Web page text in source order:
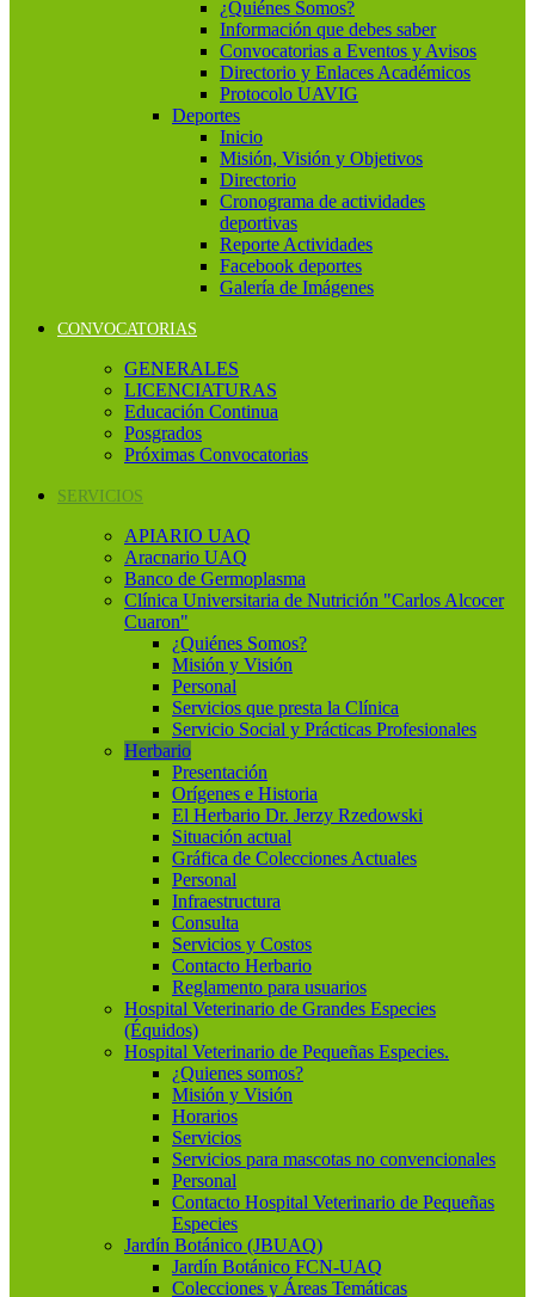
¿Quiénes Somos?
Información que debes saber
Convocatorias a Eventos y Avisos
Directorio y Enlaces Académicos
Protocolo UAVIG
Deportes
Inicio
Misión, Visión y Objetivos
Directorio
Cronograma de actividades
deportivas
Reporte Actividades
Facebook deportes
Galería de Imágenes
CONVOCATORIAS
GENERALES
LICENCIATURAS
Educación Continua
Posgrados
Próximas Convocatorias
SERVICIOS
APIARIO UAQ
Aracnario UAQ
Banco de Germoplasma
Clínica Universitaria de Nutrición "Carlos Alcocer
Cuaron"
¿Quiénes Somos?
Misión y Visión
Personal
Servicios que presta la Clínica
Servicio Social y Prácticas Profesionales
Herbario
Presentación
Orígenes e Historia
El Herbario Dr. Jerzy Rzedowski
Situación actual
Gráfica de Colecciones Actuales
Personal
Infraestructura
Consulta
Servicios y Costos
Contacto Herbario
Reglamento para usuarios
Hospital Veterinario de Grandes Especies
(Équidos)
Hospital Veterinario de Pequeñas Especies.
¿Quienes somos?
Misión y Visión
Horarios
Servicios
Servicios para mascotas no convencionales
Personal
Contacto Hospital Veterinario de Pequeñas
Especies
Jardín Botánico (JBUAQ)
Jardín Botánico FCN-UAQ
Colecciones y Áreas Temáticas